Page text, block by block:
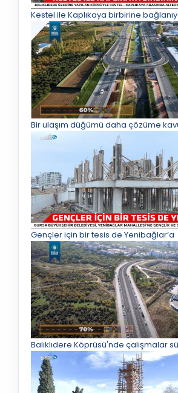
Kestel ile Kaplıkaya birbirine
Bir ulaşım düğümü daha çözüme
Gençler için bir tesis de Yenibağlar’a
Balıklıdere Köprüsü'nde çalışmalar